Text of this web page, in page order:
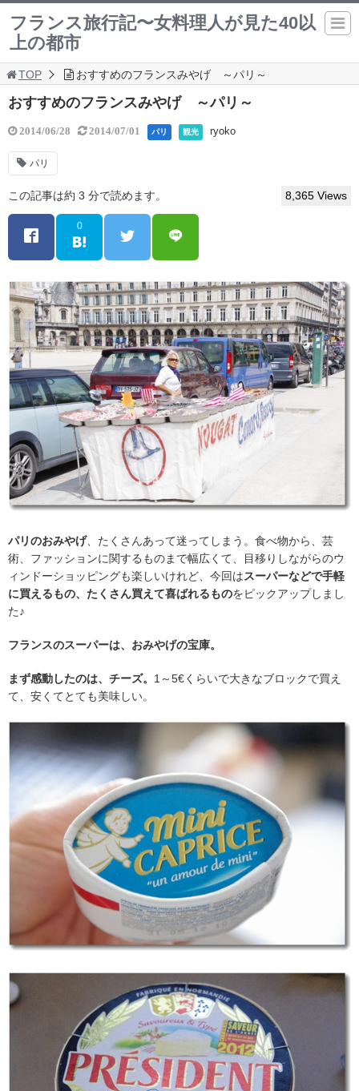
フランス旅行記〜女料理人が見た40以
上の都市
TOP おすすめのフランスみやげ ～パリ～
おすすめのフランスみやげ ～パリ～
2014/06/28 2014/07/01 パリ 観光 ryoko
パリ
この記事は約 3 分で読めます。 8,365 Views
0
パリのおみやげ、たくさんあって迷ってしまう。食べ物から、芸
術、ファッションに関するものまで幅広くて、目移りしながらのウ
ィンドーショッピングも楽しいけれど、今回はスーパーなどで手軽
に買えるもの、たくさん買えて喜ばれるものをピックアップしまし
た♪
フランスのスーパーは、おみやげの宝庫。
まず感動したのは、チーズ。 1～5€くらいで大きなブロックで買え
て、安くてとても美味しい。